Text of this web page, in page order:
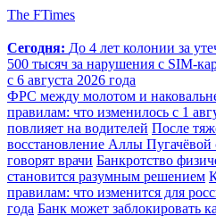
The FTimes
Сегодня: До 4 лет колонии за
500 тысяч за нарушения с SIM-
с 6 августа 2026 года
ФРС между молотом и
правилам: что изменилось с 1
повлияет на водителей После
восстановление Аллы
говорят врачи Банкротство
становится разумным решением
правилам: что изменится для
года Банк может заблокировать